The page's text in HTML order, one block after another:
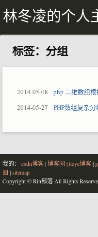
林冬凌的个人
关于我
文章存档
标签：分组
2014-05-08
php 二维数组
2014-05-27
PHP数组复杂
我的： csdn博客|博客园 |iteye博客|
图 |sitemap
Copyright © Rin部落 All Rights